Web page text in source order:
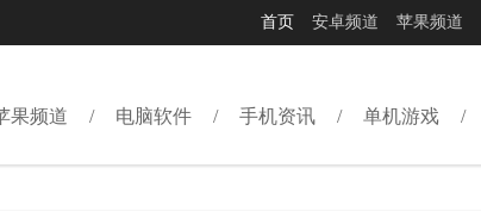
首页 安卓频道 苹果频道
果频道 电脑软件 手机资讯 单机游戏